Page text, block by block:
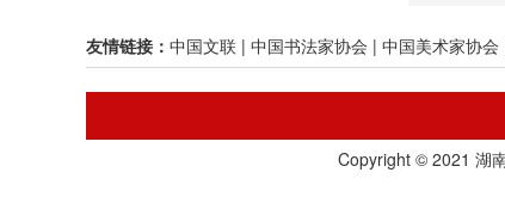
友情链接： 中国文联 | 中国书法家协会 | 中国美术家协会
Copyright © 2021 湖